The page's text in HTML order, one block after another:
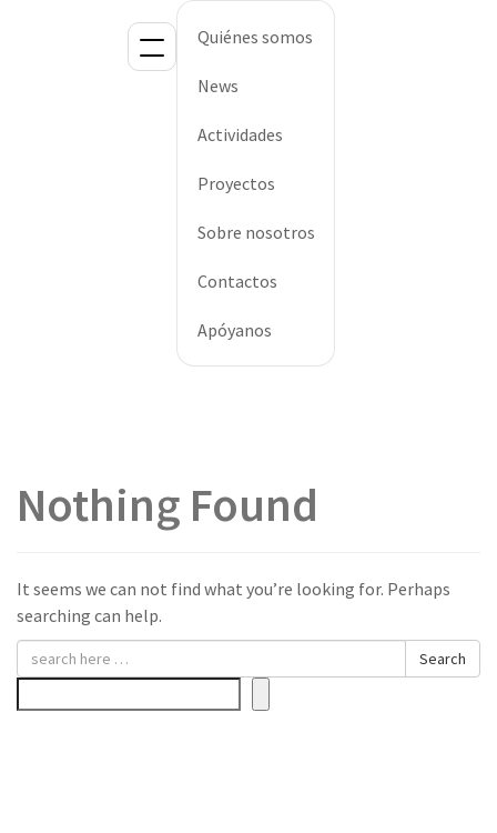
Quiénes somos
News
Actividades
Proyectos
Sobre nosotros
Contactos
Apóyanos
Nothing Found
It seems we can not find what you’re looking for. Perhaps
searching can help.
Search